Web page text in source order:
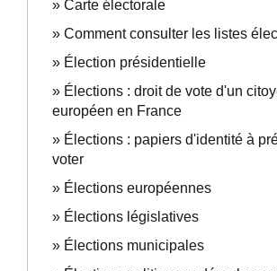
Carte électorale
Comment consulter les listes
Élection présidentielle
Élections : droit de vote d'un
européen en France
Élections : papiers d'identité à
voter
Élections européennes
Élections législatives
Élections municipales